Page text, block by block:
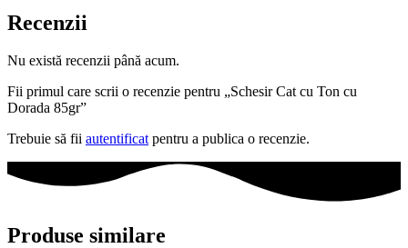
Recenzii
Nu există recenzii până acum.
Fii primul care scrii o recenzie pentru „Schesir Cat cu Ton cu
Dorada 85gr”
Trebuie să fii autentificatpentru a publica o recenzie.
Produse similare